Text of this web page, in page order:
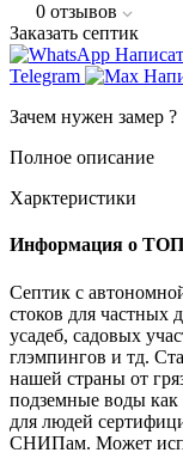
0 отзывов
Заказать септик
Telegram
Зачем нужен замер ?
Полное описание
Харктеристики
Информация о
Септик с
стоков для частных
усадеб, садовых
глэмпингов и тд.
нашей страны от
подземные воды как
для людей
СНИПам. Может